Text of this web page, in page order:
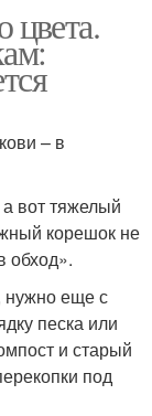
цвета.
– в
вот тяжелый
корешок не
обход».
нужно еще с
песка или
и старый
под